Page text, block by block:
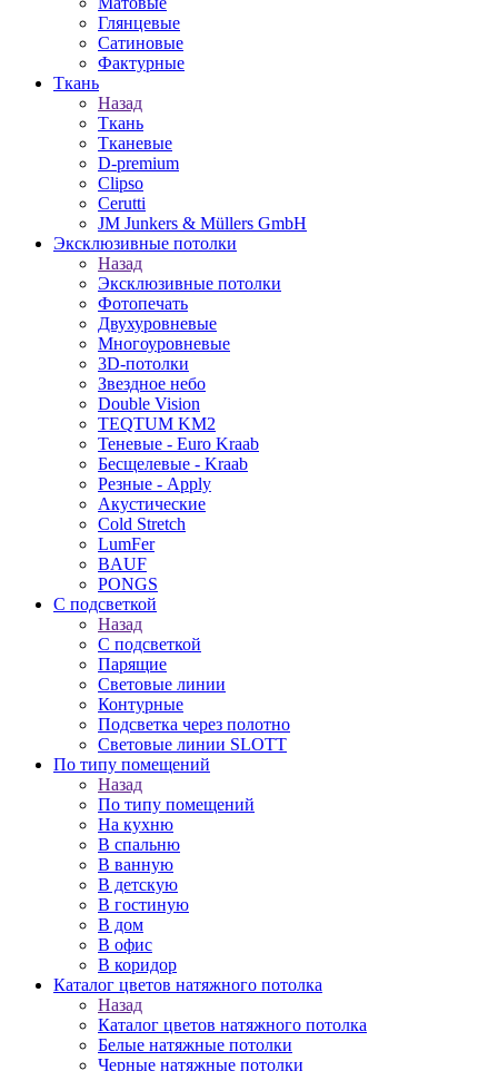
Глянцевые
Сатиновые
Фактурные
Ткань
Назад
Ткань
Тканевые
D-premium
Clipso
Cerutti
JM Junkers & Müllers GmbH
Эксклюзивные потолки
Назад
Эксклюзивные потолки
Фотопечать
Двухуровневые
Многоуровневые
3D-потолки
Звездное небо
Double Vision
TEQTUM KM2
Теневые - Euro Kraab
Бесщелевые - Kraab
Резные - Apply
Акустические
Cold Stretch
LumFer
BAUF
PONGS
С подсветкой
Назад
С подсветкой
Парящие
Световые линии
Контурные
Подсветка через полотно
Световые линии SLOTT
По типу помещений
Назад
По типу помещений
На кухню
В спальню
В ванную
В детскую
В гостиную
В дом
В офис
В коридор
Каталог цветов натяжного потолка
Назад
Каталог цветов натяжного потолка
Белые натяжные потолки
Черные натяжные потолки